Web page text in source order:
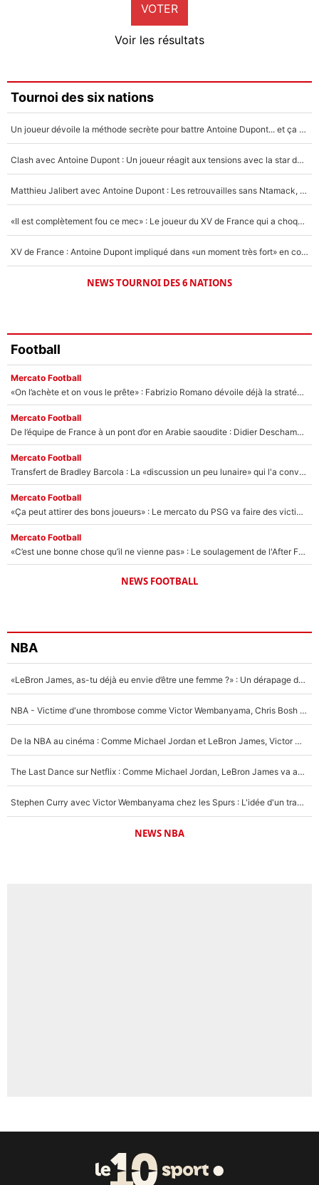
Faris Moumbagna
4%
Un autre joueur
5%
VOTER
Voir les résultats
Tournoi des six nations
Un joueur dévoile la méthode secrète pour battre Antoine Dupont... et ça marche !
Clash avec Antoine Dupont : Un joueur réagit aux tensions avec la star du XV de France !
Matthieu Jalibert avec Antoine Dupont : Les retrouvailles sans Ntamack, «il y a eu des discussions»
«Il est complètement fou ce mec» : Le joueur du XV de France qui a choqué Matthieu Jalibert !
XV de France : Antoine Dupont impliqué dans «un moment très fort» en coulisses
NEWS TOURNOI DES 6 NATIONS
Football
Mercato Football
«On l’achète et on vous le prête» : Fabrizio Romano dévoile déjà la stratégie du PSG avec le transfert de Zion Suzuki !
Mercato Football
De l’équipe de France à un pont d’or en Arabie saoudite : Didier Deschamps a donné sa réponse !
Mercato Football
Transfert de Bradley Barcola : La «discussion un peu lunaire» qui l'a convaincu de quitter le PSG, son entourage est pointé du doigt
Mercato Football
«Ça peut attirer des bons joueurs» : Le mercato du PSG va faire des victimes dans l'effectif de Luis Enrique ?
Mercato Football
«C’est une bonne chose qu’il ne vienne pas» : Le soulagement de l'After Foot après le transfert avorté de Yan Diomandé au PSG
NEWS FOOTBALL
NBA
«LeBron James, as-tu déjà eu envie d’être une femme ?» : Un dérapage de Donald Trump sur la superstar de la NBA refait surface
NBA - Victime d'une thrombose comme Victor Wembanyama, Chris Bosh prévient le Français des risques sur sa santé : «J’ai failli mourir sur le coup et j’ai été ramené à la vie»
De la NBA au cinéma : Comme Michael Jordan et LeBron James, Victor Wembanyama rêve d'une carrière d'acteur !
The Last Dance sur Netflix : Comme Michael Jordan, LeBron James va avoir le droit à sa série !
Stephen Curry avec Victor Wembanyama chez les Spurs : L'idée d'un trade historique est lancée en NBA !
NEWS NBA